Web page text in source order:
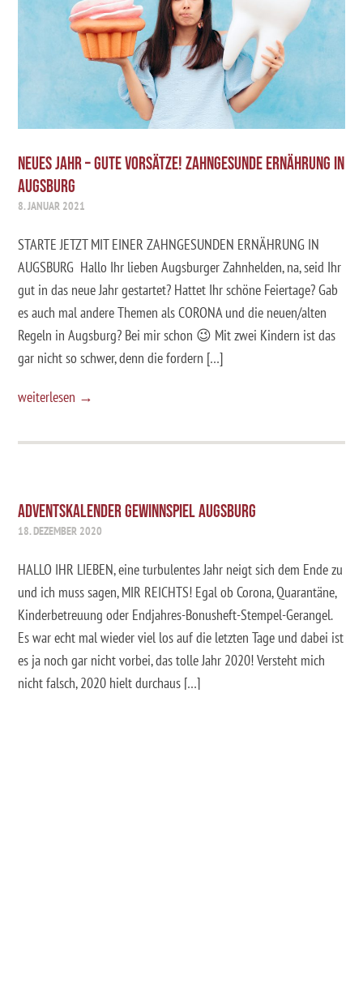
NEUES JAHR – GUTE VORSÄTZE! ZAHNGESUNDE ERNÄHRUNG IN
AUGSBURG
8. JANUAR 2021
STARTE JETZT MIT EINER ZAHNGESUNDEN ERNÄHRUNG IN
AUGSBURG Hallo Ihr lieben Augsburger Zahnhelden, na, seid Ihr
gut in das neue Jahr gestartet? Hattet Ihr schöne Feiertage? Gab
es auch mal andere Themen als CORONA und die neuen/alten
Regeln in Augsburg? Bei mir schon 😉 Mit zwei Kindern ist das
gar nicht so schwer, denn die fordern […]
weiterlesen →
ADVENTSKALENDER GEWINNSPIEL AUGSBURG
18. DEZEMBER 2020
HALLO IHR LIEBEN, eine turbulentes Jahr neigt sich dem Ende zu
und ich muss sagen, MIR REICHTS! Egal ob Corona, Quarantäne,
Kinderbetreuung oder Endjahres-Bonusheft-Stempel-Gerangel.
Es war echt mal wieder viel los auf die letzten Tage und dabei ist
es ja noch gar nicht vorbei, das tolle Jahr 2020! Versteht mich
nicht falsch, 2020 hielt durchaus […]